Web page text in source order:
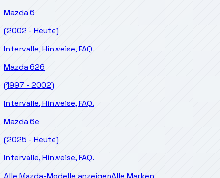
Mazda6
(2002 - Heute)
Intervalle, Hinweise, FAQ.
Mazda626
(1997 - 2002)
Intervalle, Hinweise, FAQ.
Mazda6e
(2025 - Heute)
Intervalle, Hinweise, FAQ.
Alle Mazda-Modelle anzeigenAlle Marken